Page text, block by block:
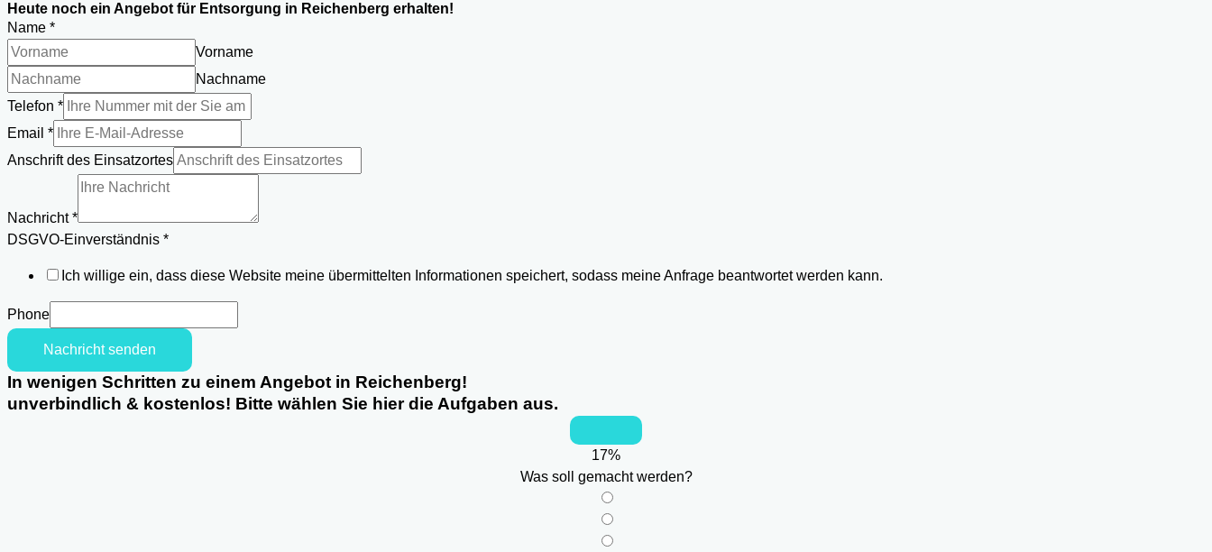
Heute noch ein Angebot für Entsorgung in Reichenberg erhalten!
Name *
Vorname
Nachname
Telefon *
Email *
Anschrift des Einsatzortes
Nachricht*
DSGVO-
Telefon
Nachricht
DSGVO-Einverständnis *
Ich willige ein, dass diese Website meine übermittelten Informationen speichert, sodass meine Anfrage beantwortet werden kann.
Phone
Nachricht senden
In wenigen Schritten zu einem Angebot in Reichenberg!
unverbindlich & kostenlos! Bitte wählen Sie hier die Aufgaben aus.
17%
Was soll gemacht werden?